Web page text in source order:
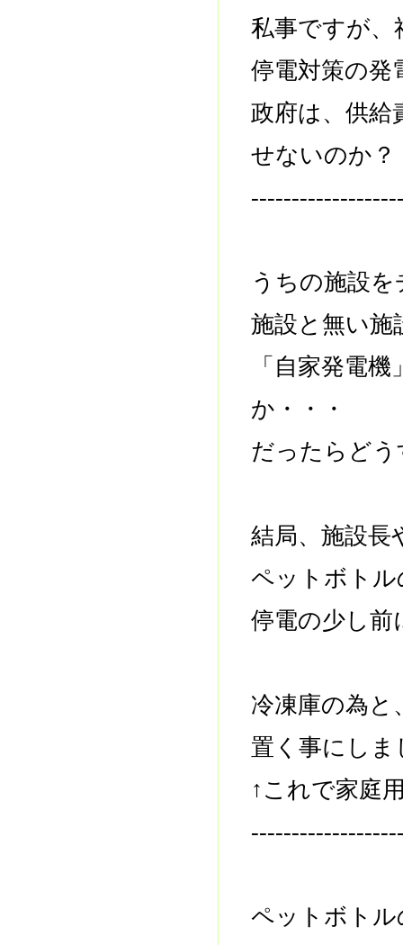
私事ですが、
停電対策の発
政府は、供給
せないのか？
うちの施設
施設と無い施
「自家発電
か・・・
だったらど
結局、施設長
ペットボトル
停電の少し前
冷凍庫の為と
置く事にしま
↑これで家庭
ペットボト